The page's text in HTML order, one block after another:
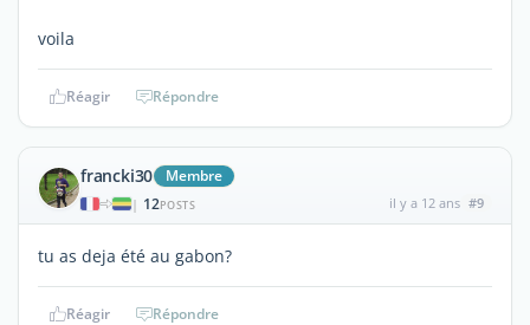
voila
Réagir Répondre
francki30 Membre
| 12POSTS il y a 12 ans #9
tu as deja été au gabon?
Réagir Répondre